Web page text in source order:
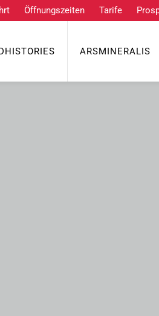
Öffnungszeiten Tarife
ARSMINERALIS